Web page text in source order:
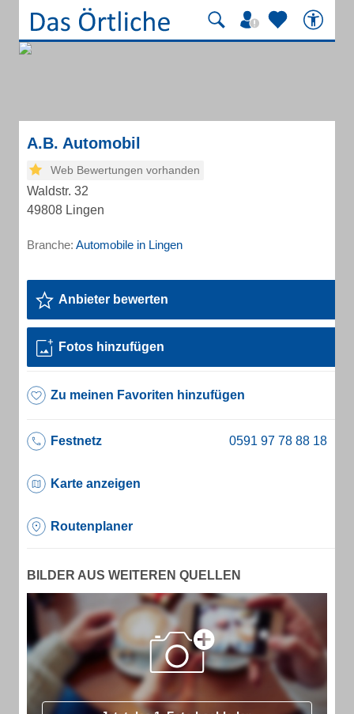
A.B. Automobil
Web Bewertungen vorhanden
Waldstr. 32
49808 Lingen
Branche: Automobile in Lingen
Anbieter bewerten
Fotos hinzufügen
Zu meinen Favoriten hinzufügen
Festnetz
Karte anzeigen
Routenplaner
BILDER AUS WEITEREN QUELLEN